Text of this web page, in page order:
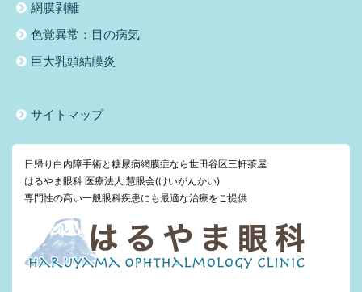
網膜剥離
色覚異常：目の病気
巨大乳頭結膜炎
サイトマップ
日帰り白内障手術と糖尿病網膜症なら世田谷区三軒茶屋
はるやま眼科 医療法人 慧眼会(けいがんかい)
専門性の高い一般眼科疾患にも最適な治療をご提供